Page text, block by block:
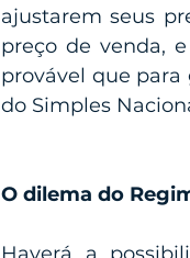
ajustarem seus
preço de venda,
provável que para
do Simples
O dilema do